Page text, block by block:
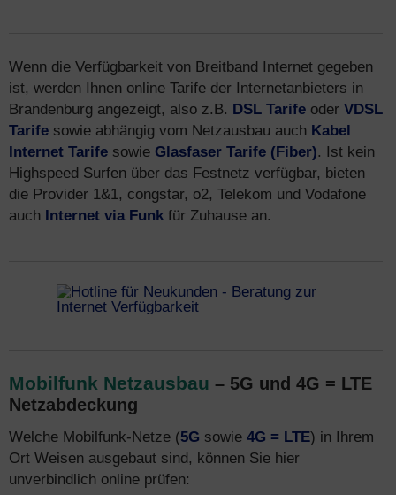
Wenn die Verfügbarkeit von Breitband Internet gegeben
ist, werden Ihnen online Tarife der Internetanbieters in
Brandenburg angezeigt, also z.B. DSL Tarife oder VDSL
Tarife sowie abhängig vom Netzausbau auch Kabel
Internet Tarife sowie Glasfaser Tarife (Fiber). Ist kein
Highspeed Surfen über das Festnetz verfügbar, bieten
die Provider 1&1, congstar, o2, Telekom und Vodafone
auch Internet via Funk für Zuhause an.
Mobilfunk Netzausbau – 5G und 4G = LTE
Netzabdeckung
Welche Mobilfunk-Netze (5G sowie 4G = LTE) in Ihrem
Ort Weisen ausgebaut sind, können Sie hier
unverbindlich online prüfen: